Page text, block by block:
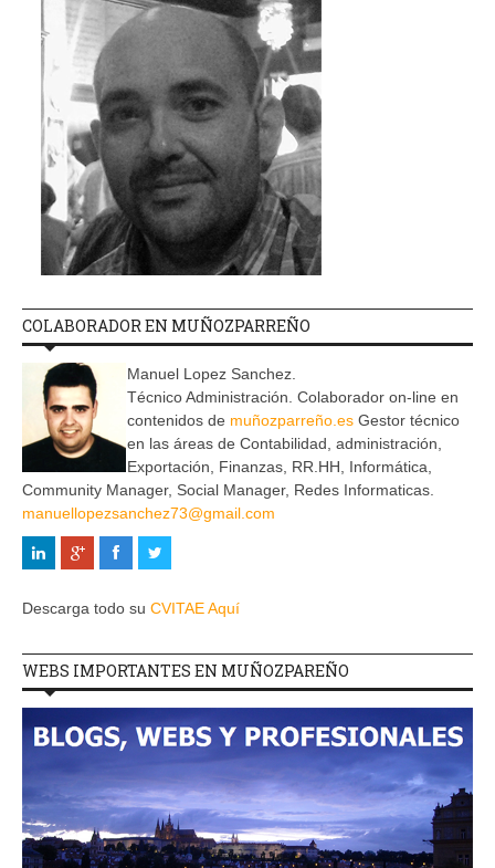
COLABORADOR EN MUÑOZPARREÑO
Manuel Lopez Sanchez.
Técnico Administración. Colaborador on-line en
contenidos de muñozparreño.es Gestor técnico
en las áreas de Contabilidad, administración,
Exportación, Finanzas, RR.HH, Informática,
Community Manager, Social Manager, Redes Informaticas.
manuellopezsanchez73@gmail.com
Descarga todo su CVITAE Aquí
WEBS IMPORTANTES EN MUÑOZPAREÑO